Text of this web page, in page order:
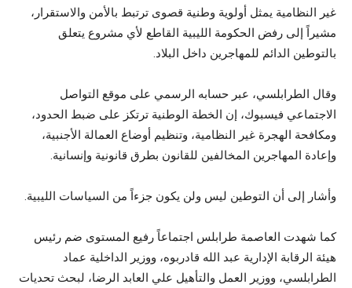
غير النظامية يمثل أولوية وطنية قصوى ترتبط بالأمن والاستقرار،
مشيراً إلى رفض الحكومة الليبية القاطع لأي مشروع يتعلق
بالتوطين الدائم للمهاجرين داخل البلاد.
وقال الطرابلسي، عبر حسابه الرسمي على موقع التواصل
الاجتماعي فيسبوك، إن الخطة الوطنية ترتكز على ضبط الحدود،
ومكافحة الهجرة غير النظامية، وتنظيم أوضاع العمالة الأجنبية،
وإعادة المهاجرين المخالفين للقانون بطرق قانونية وإنسانية.
وأشار إلى أن التوطين ليس ولن يكون جزءاً من السياسات الليبية.
كما شهدت العاصمة طرابلس اجتماعاً رفيع المستوى ضم رئيس
هيئة الرقابة الإدارية عبد الله قادربوه، ووزير الداخلية عماد
الطرابلسي، ووزير العمل والتأهيل علي العابد الرضا، لبحث تحديات